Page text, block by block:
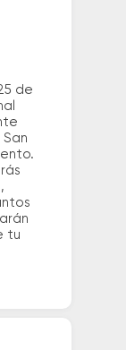
de
tu